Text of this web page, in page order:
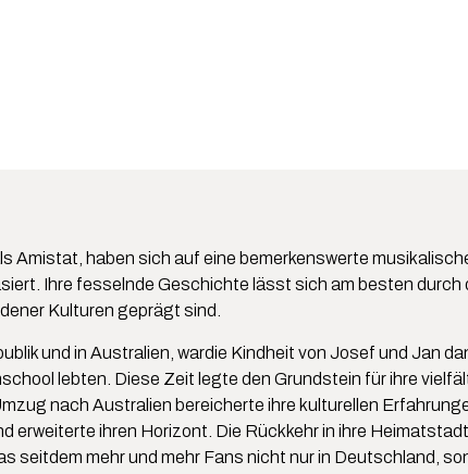
Amistat, haben sich auf eine bemerkenswerte
Ihre fesselnde Geschichte lässt sich am besten
Kulturen geprägt sind.
und in Australien, wardie Kindheit von Josef und Jan
lebten. Diese Zeit legte den Grundstein für ihre
nach Australien bereicherte ihre kulturellen
erweiterte ihren Horizont. Die Rückkehr in ihre
seitdem mehr und mehr Fans nicht nur in Deutschland,